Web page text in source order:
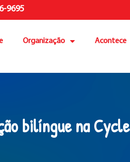
9695
Organização Acontece
bilíngue na Cycle